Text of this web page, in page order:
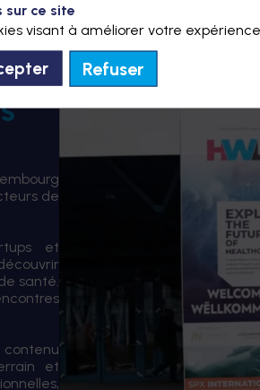
de
et
santé.
contenu
et
sur ce site
visant à améliorer votre
Refuser